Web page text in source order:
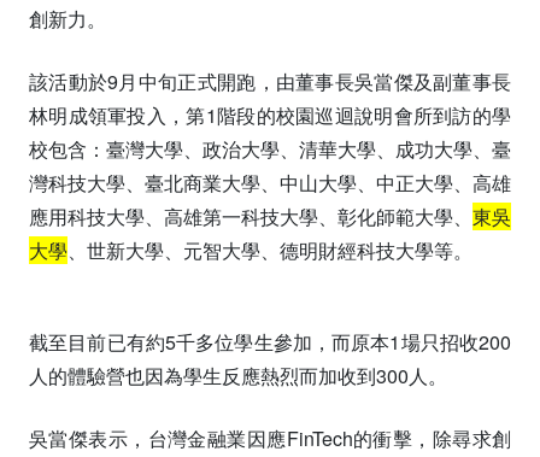
創新力。
該活動於9月中旬正式開跑，由董事長吳當傑及副董事長
林明成領軍投入，第1階段的校園巡迴說明會所到訪的學
校包含：臺灣大學、政治大學、清華大學、成功大學、臺
灣科技大學、臺北商業大學、中山大學、中正大學、高雄
應用科技大學、高雄第一科技大學、彰化師範大學、 東吳
大學、世新大學、元智大學、德明財經科技大學等。
截至目前已有約5千多位學生參加，而原本1場只招收200
人的體驗營也因為學生反應熱烈而加收到300人。
吳當傑表示，台灣金融業因應FinTech的衝擊，除尋求創